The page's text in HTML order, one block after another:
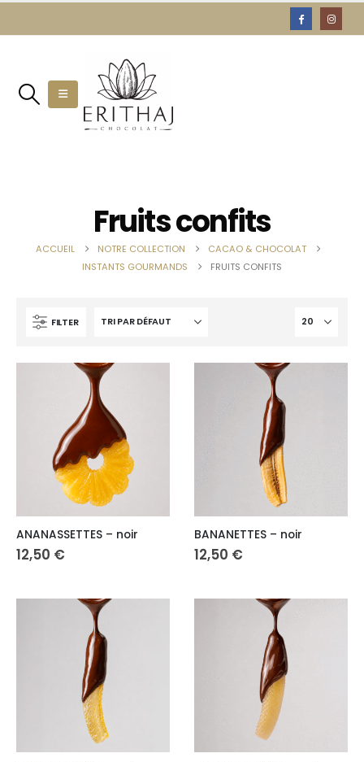
Fruits confits
ACCUEIL NOTRE COLLECTION
CACAO & CHOCOLAT
INSTANTS GOURMANDS
FRUITS CONFITS
FILTER
ANANASSETTES – noir
12,50 €
BANANETTES – noir
12,50 €